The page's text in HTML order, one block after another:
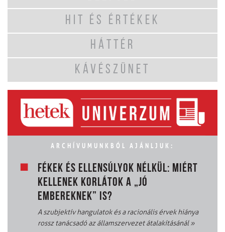
HIT ÉS ÉRTÉKEK
HÁTTÉR
KÁVÉSZÜNET
ARCHÍVUMUNKBÓL AJÁNLJUK:
FÉKEK ÉS ELLENSÚLYOK NÉLKÜL: MIÉRT
KELLENEK KORLÁTOK A „JÓ
EMBEREKNEK” IS?
A szubjektív hangulatok és a racionális érvek hiánya
rossz tanácsadó az államszervezet átalakításánál»